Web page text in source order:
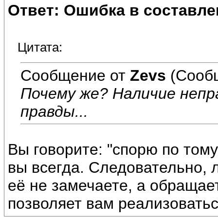
Ответ: Ошибка в
Цитата:
Сообщение от Zevs
Почему же? Наличие
правды...
Вы говорите: "спорю по
вы всегда. Следовательно,
её не замечаете, а
позволяет вам